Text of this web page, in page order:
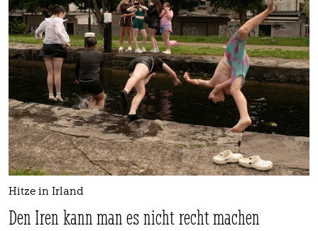
Hitze in Irland
Den Iren kann man es nicht recht machen